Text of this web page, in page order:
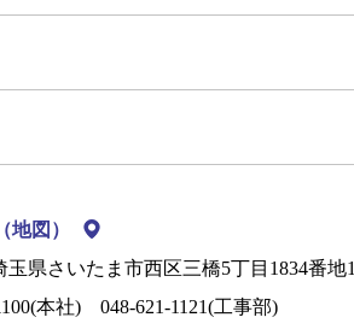
地図）
玉県さいたま市西区三橋5丁目1834番地1
本社)
048-621-1121(工事部)